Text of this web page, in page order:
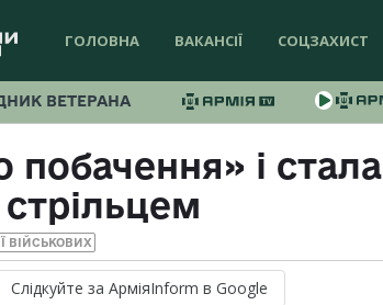
ГОЛОВНА ВАКАНСІЇ СОЦЗАХИСТ
ВЕТЕРАНА
і стала
ВІЙСЬКОВИХ
Слідкуйте за АрміяInform в Google